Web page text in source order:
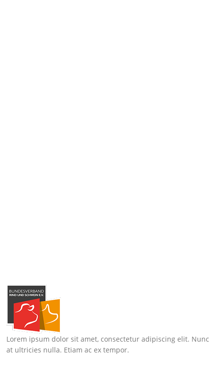
Lorem ipsum dolor sit amet, consectetur adipiscing elit. Nunc
at ultricies nulla. Etiam ac ex tempor.